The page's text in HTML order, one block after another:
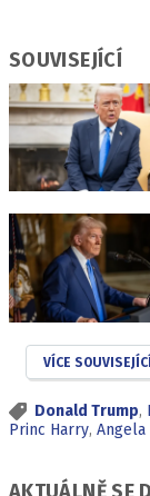
SOUVISEJÍCÍ
VÍCE
Donald Trump,
Princ Harry,